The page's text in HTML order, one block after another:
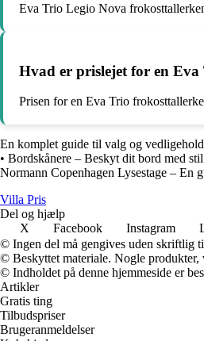
Eva Trio Legio Nova
Hvad er prislejet for en
Prisen for en Eva Trio
En komplet guide til valg og
• Bordskånere – Beskyt dit bord med stil
Normann Copenhagen Lysestage – En
Villa Pris
Del og hjælp
X
Facebook Instagram
© Ingen del må gengives uden skriftlig
© Beskyttet materiale. Nogle produkter,
© Indholdet på denne hjemmeside er
Artikler
Gratis ting
Tilbudspriser
Brugeranmeldelser